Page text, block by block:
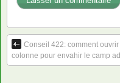
Conseil 422: comment ouvrir
colonne pour envahir le camp